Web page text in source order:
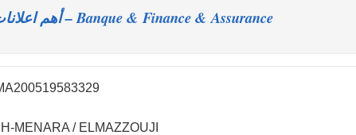
Banque & Finance & Assurance – أهم اعلانات
MENARA / ELMAZZOUJI